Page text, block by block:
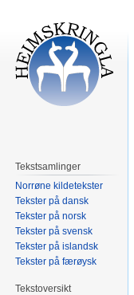
Tekstsamlinger
Norrøne kildetekster
Tekster på dansk
Tekster på norsk
Tekster på svensk
Tekster på islandsk
Tekster på færøysk
Tekstoversikt